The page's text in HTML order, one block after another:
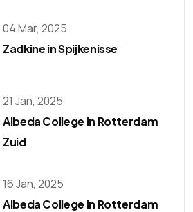
04 Mar, 2025
Zadkine in Spijkenisse
21 Jan, 2025
Albeda College in Rotterdam
Zuid
16 Jan, 2025
Albeda College in Rotterdam